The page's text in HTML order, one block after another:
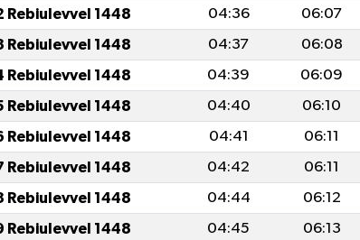
Rebiulevvel 1448 04:36 06:07
Rebiulevvel 1448 04:37 06:08
Rebiulevvel 1448 04:39 06:09
Rebiulevvel 1448 04:40 06:10
Rebiulevvel 1448 04:41 06:11
Rebiulevvel 1448 04:42 06:11
Rebiulevvel 1448 04:44 06:12
Rebiulevvel 1448 04:45 06:13